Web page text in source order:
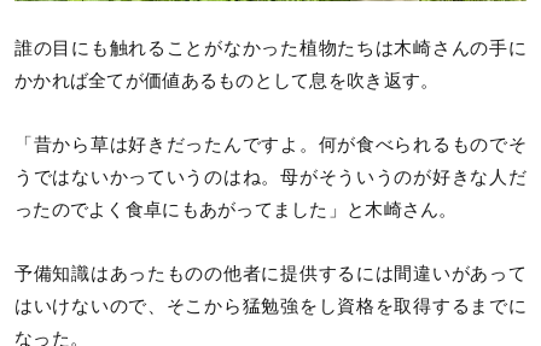
誰の目にも触れることがなかった植物たちは木崎さんの手に
かかれば全てが価値あるものとして息を吹き返す。
「昔から草は好きだったんですよ。何が食べられるものでそ
うではないかっていうのはね。母がそういうのが好きな人だ
ったのでよく食卓にもあがってました」と木崎さん。
予備知識はあったものの他者に提供するには間違いがあって
はいけないので、そこから猛勉強をし資格を取得するまでに
なった。